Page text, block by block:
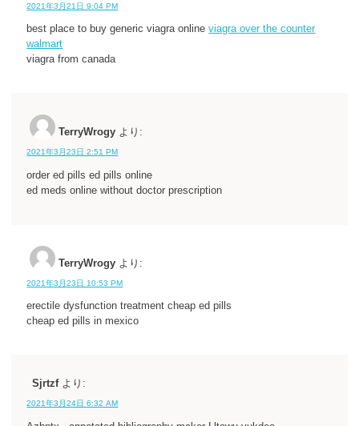
2021年3月21日 9:04 PM
best place to buy generic viagra onlineviagra over the counter
walmart
viagra from canada
TerryWrogy より:
2021年3月23日 2:51 PM
order ed pills ed pills online
ed meds online without doctor prescription
TerryWrogy より:
2021年3月23日 10:53 PM
erectile dysfunction treatment cheap ed pills
cheap ed pills in mexico
Sjrtzf より:
2021年3月24日 6:32 AM